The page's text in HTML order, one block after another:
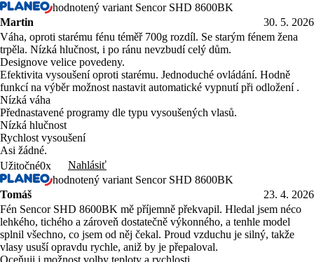
hodnotený variant Sencor SHD 8600BK
Martin
30. 5. 2026
Váha, oproti starému fénu téměř 700g rozdíl. Se starým fénem žena
trpěla. Nízká hlučnost, i po ránu nevzbudí celý dům.
Designove velice povedeny.
Efektivita vysoušení oproti starému. Jednoduché ovládání. Hodně
funkcí na výběr možnost nastavit automatické vypnutí při odložení .
Nízká váha
Přednastavené programy dle typu vysoušených vlasů.
Nízká hlučnost
Rychlost vysoušení
Asi žádné.
Užitočné0x
Nahlásiť
hodnotený variant Sencor SHD 8600BK
Tomáš
23. 4. 2026
Fén Sencor SHD 8600BK mě příjemně překvapil. Hledal jsem néco
lehkého, tichého a zároveň dostatečně výkonného, a tenhle model
splnil všechno, co jsem od něj čekal. Proud vzduchu je silný, takže
vlasy usuší opravdu rychle, aniž by je přepaloval.